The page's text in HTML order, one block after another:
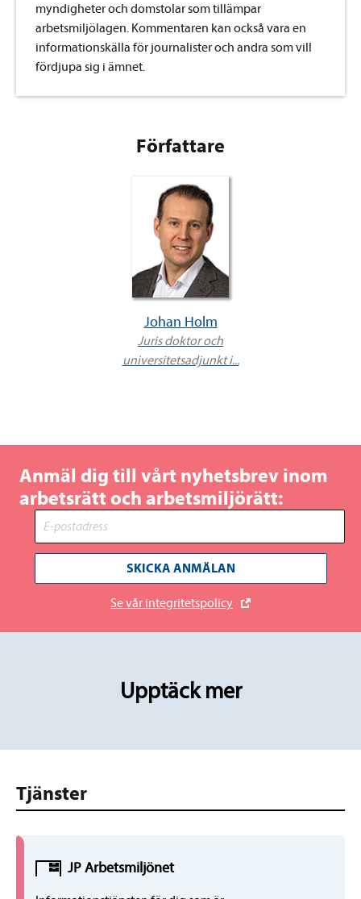
myndigheter och domstolar som tillämpar
arbetsmiljölagen. Kommentaren kan också vara en
informationskälla för journalister och andra som vill
fördjupa sig i ämnet.
Författare
Johan Holm
Juris doktor och
universitetsadjunkt i...
Anmäl dig till vårt nyhetsbrev inom
arbetsrätt och arbetsmiljörätt:
SKICKA ANMÄLAN
Se vår integritetspolicy
Upptäck mer
Tjänster
JPArbetsmiljönet